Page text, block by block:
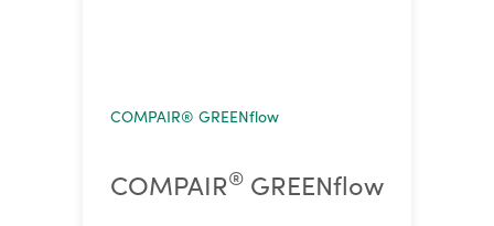
COMPAIR® GREENflow
COMPAIR® GREENflow